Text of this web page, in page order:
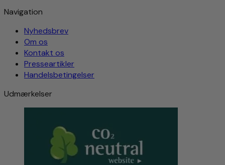
Navigation
Nyhedsbrev
Om os
Kontakt os
Presseartikler
Handelsbetingelser
Udmærkelser